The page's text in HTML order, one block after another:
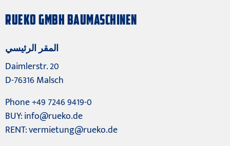
RUEKO GMBH BAUMASCHINEN
المقر الرئيسي
Daimlerstr. 20
D-76316 Malsch
Phone +49 7246 9419-0
BUY:info@rueko.de
RENT:vermietung@rueko.de